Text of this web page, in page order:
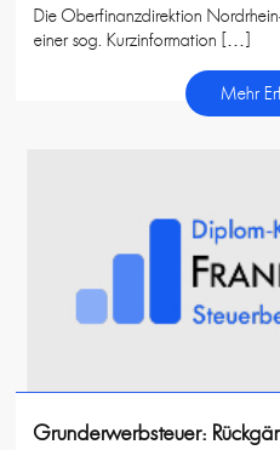
Die Oberfinanzdirektion
einer sog. Kurzinformation […]
Mehr
Grunderwerbsteuer: